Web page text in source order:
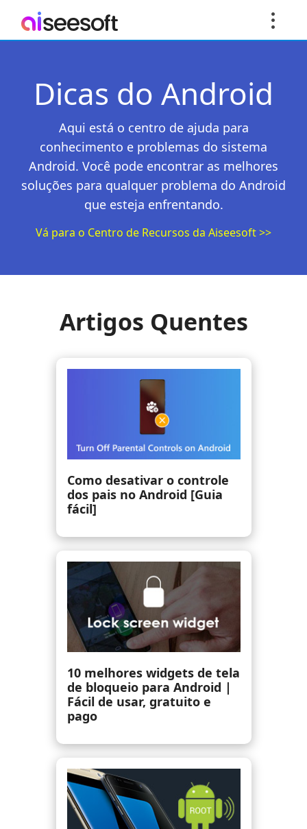
Dicas do Android
Aqui está o centro de ajuda para
conhecimento e problemas do sistema
Android. Você pode encontrar as melhores
soluções para qualquer problema do Android
que esteja enfrentando.
Vá para o Centro de Recursos da Aiseesoft >>
Artigos Quentes
Como corrigir problemas do
Samsung Odin Mode (100%
funcionando)
20 jogos móveis mais bem
pagos para Android que
valem o seu dinheiro